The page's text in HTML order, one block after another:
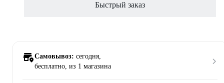
Быстрый заказ
Самовывоз: сегодня,
бесплатно, из 1 магазина